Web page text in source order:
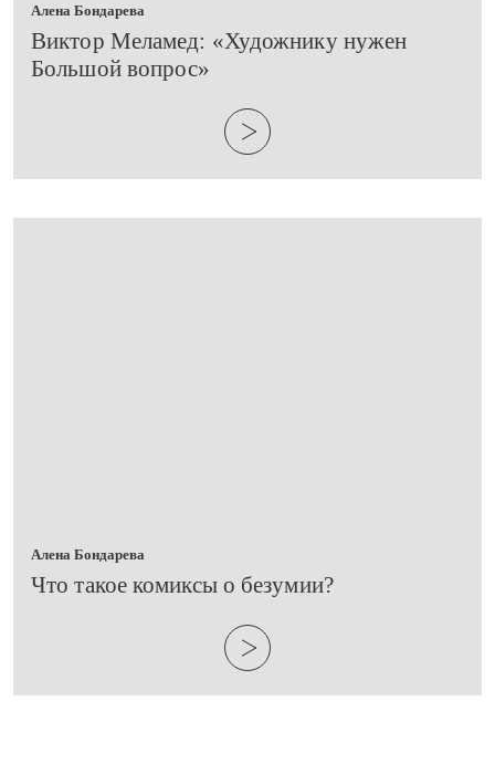
Алена Бондарева
​Виктор Меламед: «Художнику нужен
Большой вопрос»
Алена Бондарева
​Что такое комиксы о безумии?